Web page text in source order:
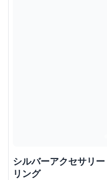
シルバーアクセサリ
リング